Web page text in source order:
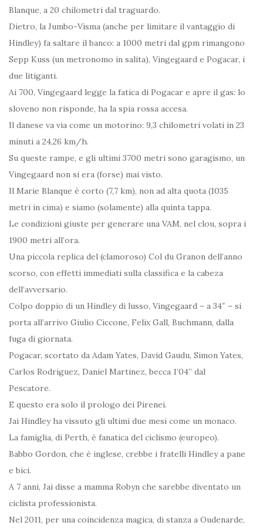
Blanque, a 20 chilometri dal traguardo.
Dietro, la Jumbo-Visma (anche per limitare il vantaggio di
Hindley) fa saltare il banco: a 1000 metri dal gpm rimangono
Sepp Kuss (un metronomo in salita), Vingegaard e Pogacar, i
due litiganti.
Ai 700, Vingegaard legge la fatica di Pogacar e apre il gas: lo
sloveno non risponde, ha la spia rossa accesa.
Il danese va via come un motorino: 9,3 chilometri volati in 23
minuti a 24,26 km/h.
Su queste rampe, e gli ultimi 3700 metri sono garagismo, un
Vingegaard non si era (forse) mai visto.
Il Marie Blanque è corto (7,7 km), non ad alta quota (1035
metri in cima) e siamo (solamente) alla quinta tappa.
Le condizioni giuste per generare una VAM, nel clou, sopra i
1900 metri all’ora.
Una piccola replica del (clamoroso) Col du Granon dell’anno
scorso, con effetti immediati sulla classifica e la cabeza
dell’avversario.
Colpo doppio di un Hindley di lusso, Vingegaard – a 34″ – si
porta all’arrivo Giulio Ciccone, Felix Gall, Buchmann, dalla
fuga di giornata.
Pogacar, scortato da Adam Yates, David Gaudu, Simon Yates,
Carlos Rodriguez, Daniel Martinez, becca 1’04” dal
Pescatore.
E questo era solo il prologo dei Pirenei.
Jai Hindley ha vissuto gli ultimi due mesi come un monaco.
La famiglia, di Perth, è fanatica del ciclismo (europeo).
Babbo Gordon, che è inglese, crebbe i fratelli Hindley a pane
e bici.
A 7 anni, Jai disse a mamma Robyn che sarebbe diventato un
ciclista professionista.
Nel 2011, per una coincidenza magica, di stanza a Oudenarde,